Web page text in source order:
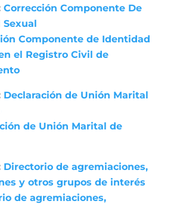
Corrección Componente De
Componente de Identidad
el Registro Civil de
Declaración de Unión Marital
de Unión Marital de
Directorio de agremiaciones,
y otros grupos de interés
de agremiaciones,